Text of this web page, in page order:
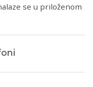
se u priloženom